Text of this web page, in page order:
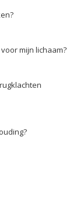
mijn lichaam?